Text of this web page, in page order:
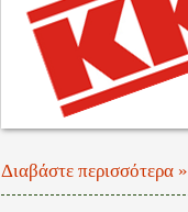
Διαβάστε περισσότερα »